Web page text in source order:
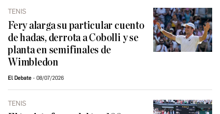
TENIS
Fery alarga su particular cuento
de hadas, derrota a Cobolli y se
planta en semifinales de
Wimbledon
El Debate 08/07/2026
TENIS